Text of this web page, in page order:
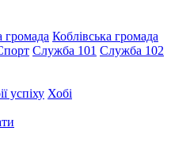
громада Коблівська громада
Служба 101 Служба 102
успіху Хобі